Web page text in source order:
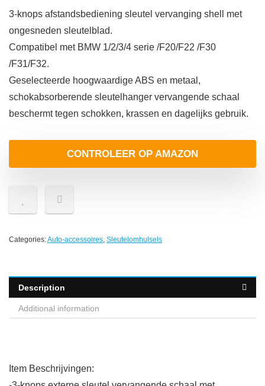
3-knops afstandsbediening sleutel vervanging shell met
ongesneden sleutelblad.
Compatibel met BMW 1/2/3/4 serie /F20/F22 /F30
/F31/F32.
Geselecteerde hoogwaardige ABS en metaal,
schokabsorberende sleutelhanger vervangende schaal
beschermt tegen schokken, krassen en dagelijks gebruik.
CONTROLEER OP AMAZON
Categories:Auto-accessoires, Sleutelomhulsels
Description
Additional information
Item Beschrijvingen: